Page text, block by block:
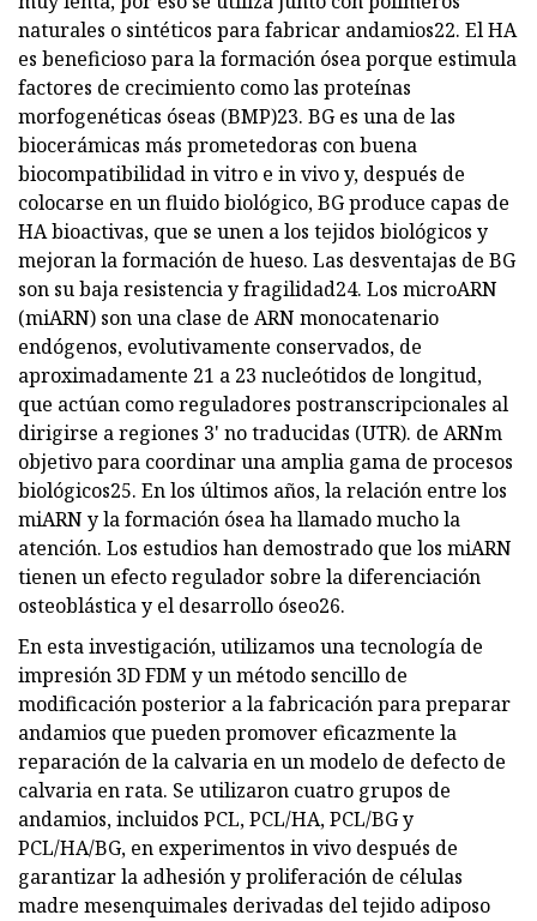
naturales o sintéticos para fabricar andamios22. El HA
es beneficioso para la formación ósea porque estimula
factores de crecimiento como las proteínas
morfogenéticas óseas (BMP)23. BG es una de las
biocerámicas más prometedoras con buena
biocompatibilidad in vitro e in vivo y, después de
colocarse en un fluido biológico, BG produce capas de
HA bioactivas, que se unen a los tejidos biológicos y
mejoran la formación de hueso. Las desventajas de BG
son su baja resistencia y fragilidad24. Los microARN
(miARN) son una clase de ARN monocatenario
endógenos, evolutivamente conservados, de
aproximadamente 21 a 23 nucleótidos de longitud,
que actúan como reguladores postranscripcionales al
dirigirse a regiones 3' no traducidas (UTR). de ARNm
objetivo para coordinar una amplia gama de procesos
biológicos25. En los últimos años, la relación entre los
miARN y la formación ósea ha llamado mucho la
atención. Los estudios han demostrado que los miARN
tienen un efecto regulador sobre la diferenciación
osteoblástica y el desarrollo óseo26.
En esta investigación, utilizamos una tecnología de
impresión 3D FDM y un método sencillo de
modificación posterior a la fabricación para preparar
andamios que pueden promover eficazmente la
reparación de la calvaria en un modelo de defecto de
calvaria en rata. Se utilizaron cuatro grupos de
andamios, incluidos PCL, PCL/HA, PCL/BG y
PCL/HA/BG, en experimentos in vivo después de
garantizar la adhesión y proliferación de células
madre mesenquimales derivadas del tejido adiposo